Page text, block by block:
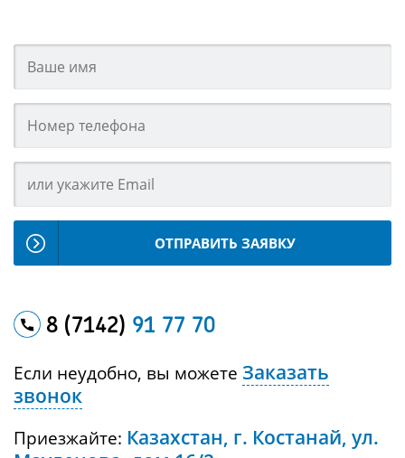
ОТПРАВИТЬ ЗАЯВКУ
8 (7142) 91 77 70
Если неудобно, вы можете Заказать
звонок
Приезжайте: Казахстан, г. Костанай, ул.